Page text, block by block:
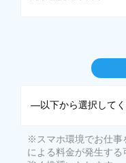
※スマホ環境でお仕事
による料金が発生す